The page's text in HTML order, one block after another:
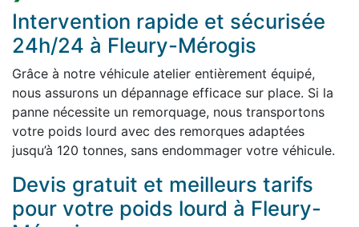
Intervention rapide et sécurisée
24h/24 à Fleury-Mérogis
Grâce à notre véhicule atelier entièrement équipé,
nous assurons un dépannage efficace sur place. Si la
panne nécessite un remorquage, nous transportons
votre poids lourd avec des remorques adaptées
jusqu’à 120 tonnes, sans endommager votre véhicule.
Devis gratuit et meilleurs tarifs
pour votre poids lourd à Fleury-